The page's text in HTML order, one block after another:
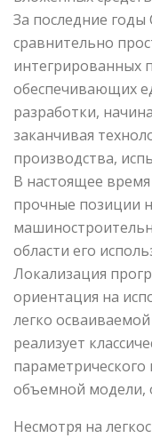
За последние
сравнительно
интегри­рованных
обеспечивающих
разработки,
заканчивая
производства,
В настоящее
прочные позиции
области его
Локализация
ориентация на
легко
реализует
объемной модели,
Несмотря на